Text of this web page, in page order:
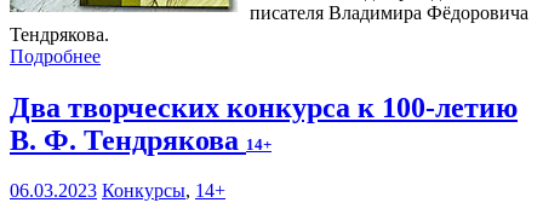
писателя Владимира Фёдоровича
Тендрякова.
Подробнее
Два творческих конкурса к 100-летию
В. Ф. Тендрякова 14+
06.03.2023 Конкурсы, 14+